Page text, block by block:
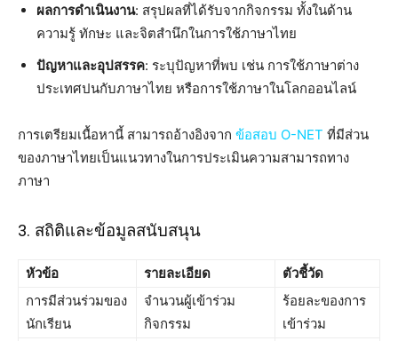
ผลการดำเนินงาน: สรุปผลที่ได้รับจากกิจกรรม ทั้งในด้าน
ความรู้ ทักษะ และจิตสำนึกในการใช้ภาษาไทย
ปัญหาและอุปสรรค: ระบุปัญหาที่พบ เช่น การใช้ภาษาต่าง
ประเทศปนกับภาษาไทย หรือการใช้ภาษาในโลกออนไลน์
การเตรียมเนื้อหานี้ สามารถอ้างอิงจาก ข้อสอบ O-NET ที่มีส่วน
ของภาษาไทยเป็นแนวทางในการประเมินความสามารถทาง
ภาษา
3. สถิติและข้อมูลสนับสนุน
หัวข้อ รายละเอียด
ตัวชี้วัด
การมีส่วนร่วมของ
นักเรียน
จำนวนผู้เข้าร่วม
กิจกรรม
ร้อยละของการ
เข้าร่วม